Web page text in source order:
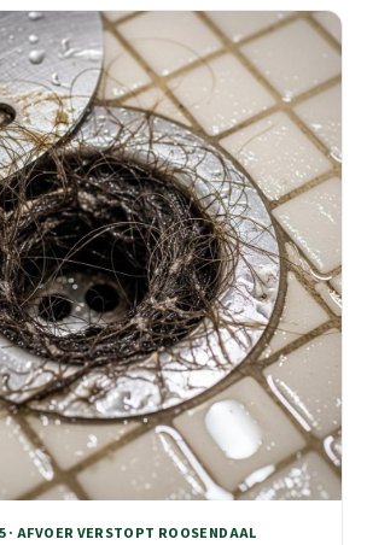
· AFVOER VERSTOPT ROOSENDAAL